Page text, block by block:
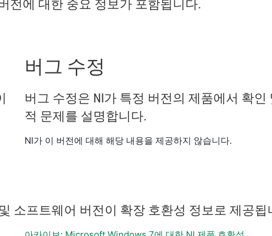
전에 대한 중요 정보가 포함됩니다.
버그 수정
버그 수정은 NI가 특정 버전의 제품에서 확인
적 문제를 설명합니다.
NI가 이 버전에 대해 해당 내용을 제공하지 않습니다.
소프트웨어 버전이 확장 호환성 정보로 제공됩